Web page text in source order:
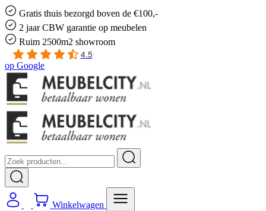
Gratis thuis bezorgd boven de €100,-
2 jaar CBW garantie op meubelen
Ruim 2500m2 showroom
4.5
op Google
Winkelwagen